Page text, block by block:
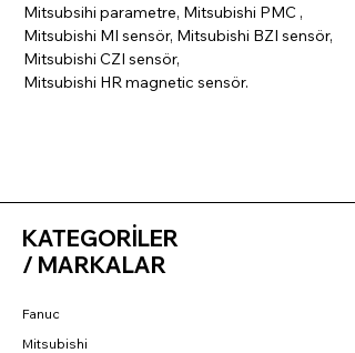
Mitsubsihi parametre, Mitsubishi PMC ,
Mitsubishi MI sensör, Mitsubishi BZI sensör,
Mitsubishi CZI sensör,
Mitsubishi HR magnetic sensör.
KATEGORİLER
/ MARKALAR
Fanuc
Mitsubishi